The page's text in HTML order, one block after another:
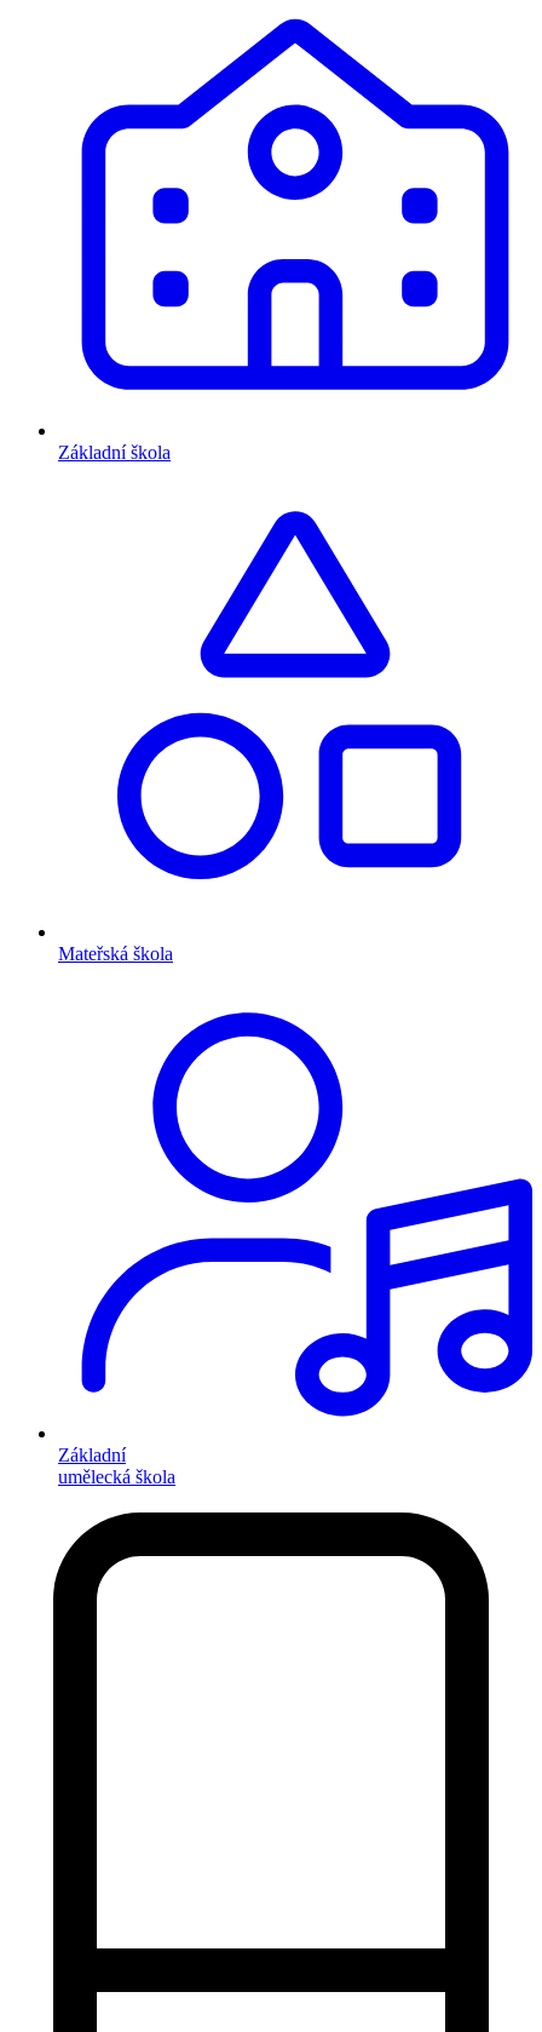
Základní škola
Mateřská škola
Základní
umělecká škola